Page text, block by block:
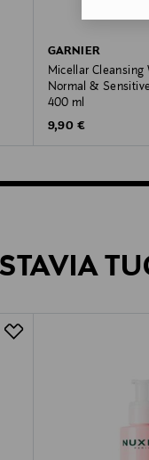
GARNIER
Micellar Cleansing
Normal &
400 ml
Original Price
9,90 €